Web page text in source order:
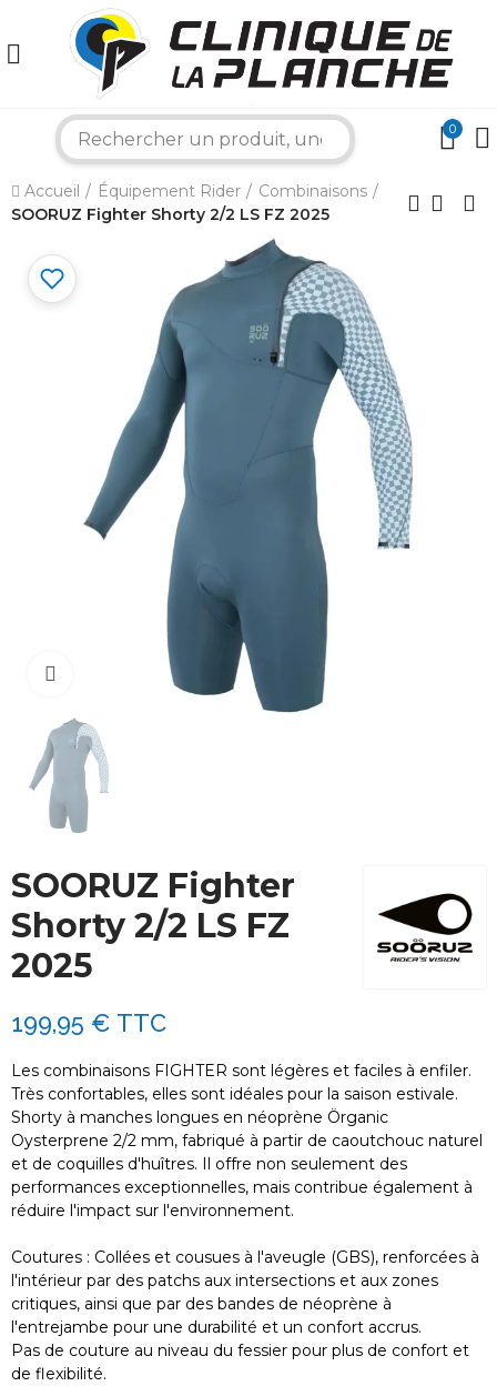
0
Accueil Équipement Rider
Combinaisons
SOORUZ Fighter Shorty 2/2 LS FZ 2025
Cliquez pour agrandir
SOORUZ Fighter
Shorty 2/2 LS FZ
2025
199,95 € TTC
Les combinaisons FIGHTER sont légères et faciles à enfiler.
Très confortables, elles sont idéales pour la saison estivale.
Shorty à manches longues en néoprène Örganic
Oysterprene 2/2 mm, fabriqué à partir de caoutchouc naturel
et de coquilles d'huîtres. Il offre non seulement des
performances exceptionnelles, mais contribue également à
réduire l'impact sur l'environnement.
Coutures : Collées et cousues à l'aveugle (GBS), renforcées à
l'intérieur par des patchs aux intersections et aux zones
critiques, ainsi que par des bandes de néoprène à
l'entrejambe pour une durabilité et un confort accrus.
Pas de couture au niveau du fessier pour plus de confort et
de flexibilité.
×
Bonjour ! Je suis votre expert nautique.
Comment puis-je vous aider aujourd'hui ?